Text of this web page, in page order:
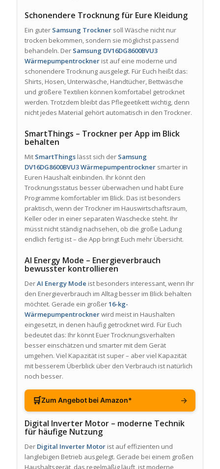
Schonendere Trocknung für Eure Kleidung
Ein guter Samsung Trocknersoll Wäsche nicht nur
trocken bekommen, sondern sie möglichst passend
behandeln. Der Samsung DV16DG8600BVU3
Wärmepumpentrocknerist auf eine moderne und
schonendere Trocknung ausgelegt. Für Euch heißt das:
Shirts, Hosen, Unterwäsche, Handtücher, Bettwäsche
und größere Textilien können komfortabel getrocknet
werden. Trotzdem bleibt das Pflegeetikett wichtig, denn
nicht jedes Material gehört automatisch in den Trockner.
SmartThings – Trockner per App im Blick
behalten
Mit SmartThingslässt sich der Samsung
DV16DG8600BVU3 Wärmepumpentrocknersmarter in
Euren Haushalt einbinden. Ihr könnt den
Trocknungsstatus besser überwachen und habt Eure
Programme komfortabler im Blick. Das ist besonders
praktisch, wenn der Trockner im Hauswirtschaftsraum,
Keller oder in einer separaten Waschecke steht. Ihr
müsst nicht ständig nachsehen, ob die große Ladung
endlich fertig ist – die App bringt Euch mehr Übersicht.
AI Energy Mode – Energieverbrauch
bewusster kontrollieren
DerAI Energy Mode ist besonders interessant, wenn Ihr
den Energieverbrauch im Alltag besser im Blick behalten
möchtet. Gerade ein großer16-kg-
Wärmepumpentrocknerwird meist in Haushalten
eingesetzt, in denen häufig getrocknet wird. Für Euch
bedeutet das: Ihr könnt Euer Trocknungsverhalten
besser einschätzen und smarter mit dem Gerät
umgehen. Viel Kapazität ist super – aber viel Kapazität
mit besserem Überblick über den Verbrauch ist natürlich
noch besser.
🛒Zum Angebot bei Amazon* →
Digital Inverter Motor – moderne Technik
für häufige Nutzung
Der Digital Inverter Motorist auf effizienten und
langlebigen Betrieb ausgelegt. Gerade bei einem großen
Haushaltsgerät, das regelmäßig läuft, ist moderne